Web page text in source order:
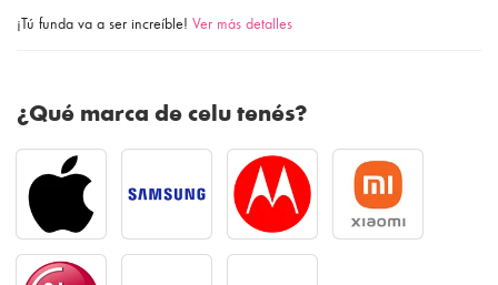
¡Tú funda va a ser increíble! Ver más detalles
¿Qué marca de celu tenés?